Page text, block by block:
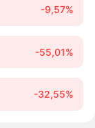
-9,57%
-55,01%
-32,55%